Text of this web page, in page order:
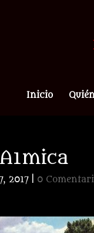
Inicio
2017 0